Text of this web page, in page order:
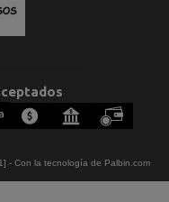
- Con la tecnología de Palbin.com